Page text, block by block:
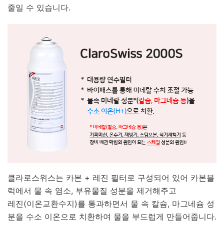
줄일 수 있습니다.
클라로스위스는 카본 + 레진 필터로 구성되어 있어 카본블
럭에서 물 속 염소, 부유물질 성분을 제거해주고
레진(이온교환수지)를 통과하면서 물 속 칼슘, 마그네슘 성
분을 수소 이온으로 치환하여 물을 부드럽게 만들어줍니다.